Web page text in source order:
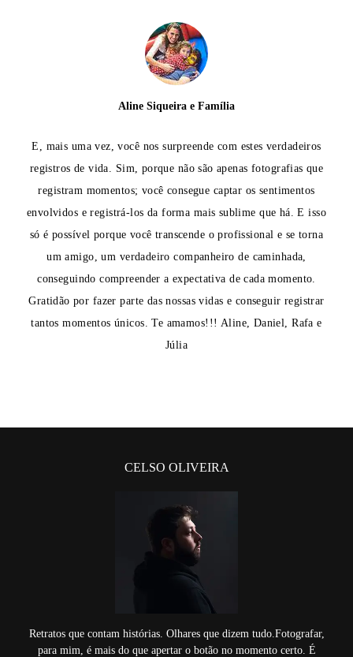
E, mais uma vez, você nos surpreende com estes verdadeiros
registros de vida. Sim, porque não são apenas fotografias que
registram momentos; você consegue captar os sentimentos
envolvidos e registrá-los da forma mais sublime que há. E isso
só é possível porque você transcende o profissional e se torna
um amigo, um verdadeiro companheiro de caminhada,
conseguindo compreender a expectativa de cada momento.
Gratidão por fazer parte das nossas vidas e conseguir registrar
tantos momentos únicos. Te amamos!!! Aline, Daniel, Rafa e
Júlia
Aline Siqueira e Família
CELSO OLIVEIRA
Retratos que contam histórias. Olhares que dizem tudo.Fotografar,
para mim, é mais do que apertar o botão no momento certo. É